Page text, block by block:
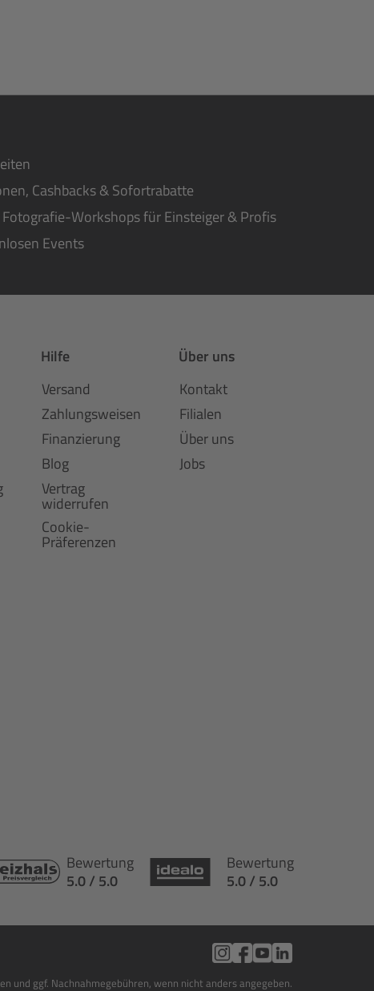
Cashbacks & Sofortrabatte
Workshops für Einsteiger & Profis
Events
Hilfe
Versand
Zahlungsweisen
Finanzierung
Blog
Vertrag
widerrufen
Cookie-
Präferenzen
Über uns
Kontakt
Filialen
Über uns
Jobs
Bewertung
5.0 / 5.0
Bewertung
5.0 / 5.0
und ggf. Nachnahmegebühren, wenn nicht anders angegeben.